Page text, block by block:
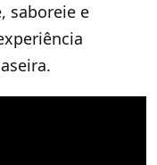
saboreie e